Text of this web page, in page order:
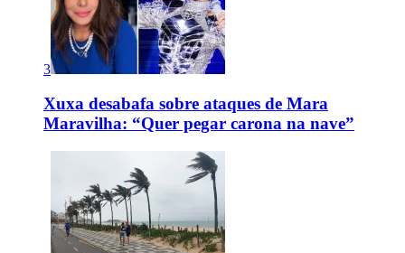
3
Xuxa desabafa sobre ataques de Mara
Maravilha: “Quer pegar carona na nave”